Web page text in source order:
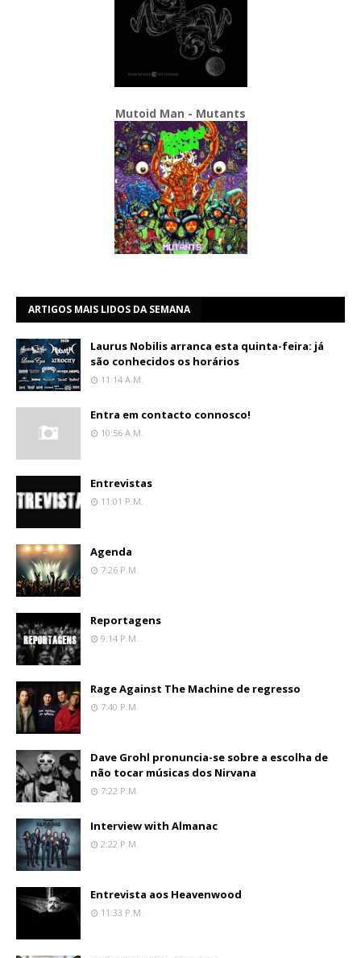
Mutoid Man - Mutants
ARTIGOS MAIS LIDOS DA SEMANA
Laurus Nobilis arranca esta quinta-feira: já
são conhecidos os horários
11:14 A.m.
Entra em contacto connosco!
10:56 A.m.
Entrevistas
11:01 P.m.
Agenda
7:26 P.m.
Reportagens
9:14 P.m.
Rage Against The Machine de regresso
7:40 P.m.
Dave Grohl pronuncia-se sobre a escolha de
não tocar músicas dos Nirvana
7:22 P.m.
Interview with Almanac
2:22 P.m.
Entrevista aos Heavenwood
11:33 P.m.